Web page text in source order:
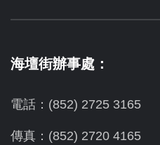
海壇街辦事處：
電話：(852) 2725 3165
傳真：(852) 2720 4165